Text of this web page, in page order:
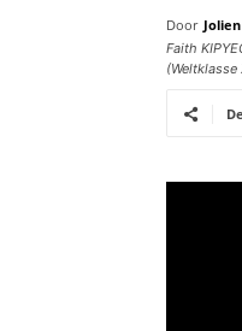
Faith
Door